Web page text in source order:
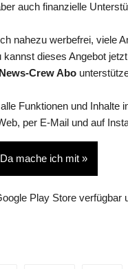
auch finanzielle
nahezu werbefrei, viele
dieses Angebot
News-Crew Abo
Funktionen und Inhalte
per E-Mail und auf
Da mache ich mit »
Play Store verfügbar